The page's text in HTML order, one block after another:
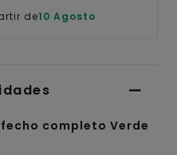
de10 Agosto
completo Verde